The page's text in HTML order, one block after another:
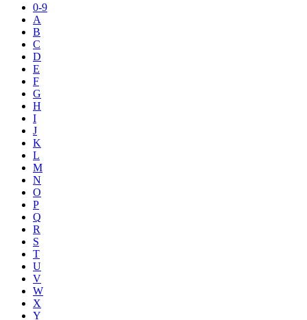
0-9
A
B
C
D
E
F
G
H
I
J
K
L
M
N
O
P
Q
R
S
T
U
V
W
X
Y